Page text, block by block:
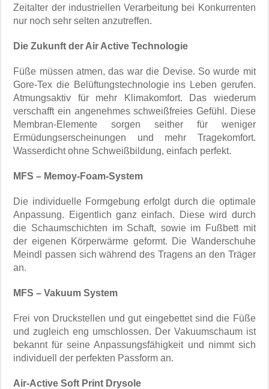
Zeitalter der industriellen Verarbeitung bei Konkurrenten
nur noch sehr selten anzutreffen.
Die Zukunft der Air Active Technologie
Füße müssen atmen, das war die Devise. So wurde mit
Gore-Tex die Belüftungstechnologie ins Leben gerufen.
Atmungsaktiv für mehr Klimakomfort. Das wiederum
verschafft ein angenehmes schweißfreies Gefühl. Diese
Membran-Elemente sorgen seither für weniger
Ermüdungserscheinungen und mehr Tragekomfort.
Wasserdicht ohne Schweißbildung, einfach perfekt.
MFS – Memoy-Foam-System
Die individuelle Formgebung erfolgt durch die optimale
Anpassung. Eigentlich ganz einfach. Diese wird durch
die Schaumschichten im Schaft, sowie im Fußbett mit
der eigenen Körperwärme geformt. Die Wanderschuhe
Meindl passen sich während des Tragens an den Träger
an.
MFS – Vakuum System
Frei von Druckstellen und gut eingebettet sind die Füße
und zugleich eng umschlossen. Der Vakuumschaum ist
bekannt für seine Anpassungsfähigkeit und nimmt sich
individuell der perfekten Passform an.
Air-Active Soft Print Drysole